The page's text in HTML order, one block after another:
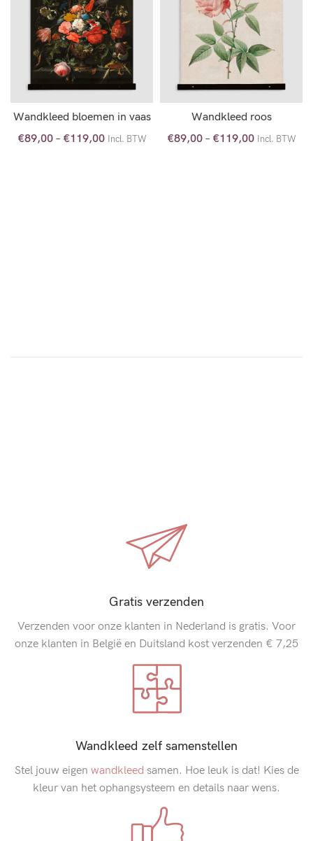
Wandkleed bloemen in vaas
€89,00– €119,00 Incl. BTW
Wandkleed roos
€89,00– €119,00 Incl. BTW
Gratis verzenden
Verzenden voor onze klanten in Nederland is gratis. Voor
onze klanten in België en Duitsland kost verzenden € 7,25
Wandkleed zelf samenstellen
Stel jouw eigen wandkleed samen. Hoe leuk is dat! Kies de
kleur van het ophangsysteem en details naar wens.